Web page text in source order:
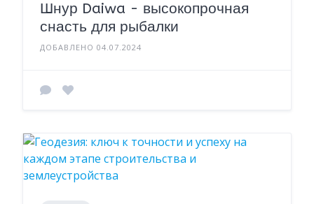
Шнур Daiwa - высокопрочная
снасть для рыбалки
ДОБАВЛЕНО 04.07.2024